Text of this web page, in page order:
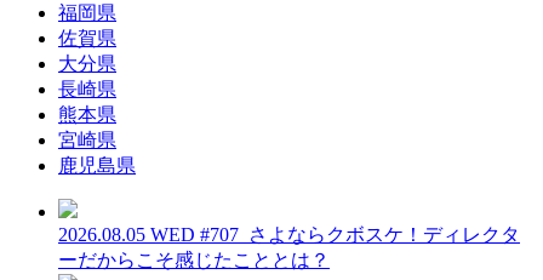
福岡県
佐賀県
大分県
長崎県
熊本県
宮崎県
鹿児島県
2026.08.05 WED #707_さよならクボスケ！ディレクタ
ーだからこそ感じたこととは？